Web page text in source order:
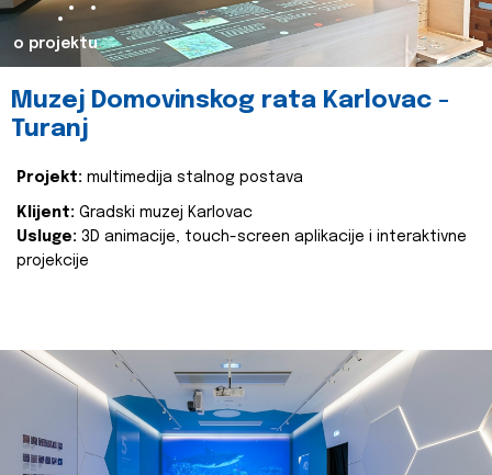
o projektu
Muzej Domovinskog rata Karlovac -
Turanj
Projekt: multimedija stalnog postava
Klijent: Gradski muzej Karlovac
Usluge: 3D animacije, touch-screen aplikacije i interaktivne
projekcije